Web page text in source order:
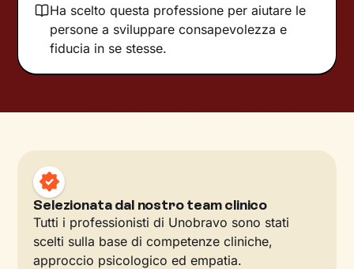
Ha scelto questa professione per aiutare le
persone a sviluppare consapevolezza e
fiducia in se stesse.
Selezionata dal nostro team clinico
Tutti i professionisti di Unobravo sono stati
scelti sulla base di competenze cliniche,
approccio psicologico ed empatia.